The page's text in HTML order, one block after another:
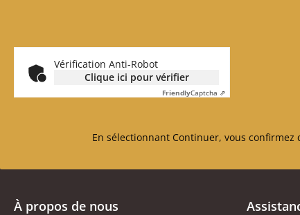
Vérification Anti-Robot
Clique ici pour vérifier
FriendlyCaptcha ⇗
En sélectionnant Continuer, vous confirmez
À propos de nous